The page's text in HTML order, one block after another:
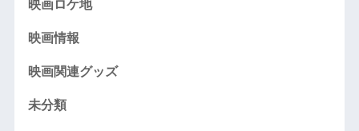
映画ロケ地
映画情報
映画関連グッズ
未分類